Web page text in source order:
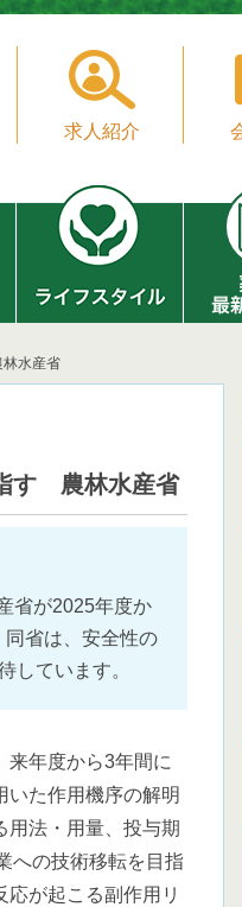
求人紹介
水産省
す 農林水産省
省が2025年度か
省は、安全性の
しています。
来年度から3年間に
いた作用機序の解明
用法・用量、投与期
への技術移転を目指
が起こる副作用リ